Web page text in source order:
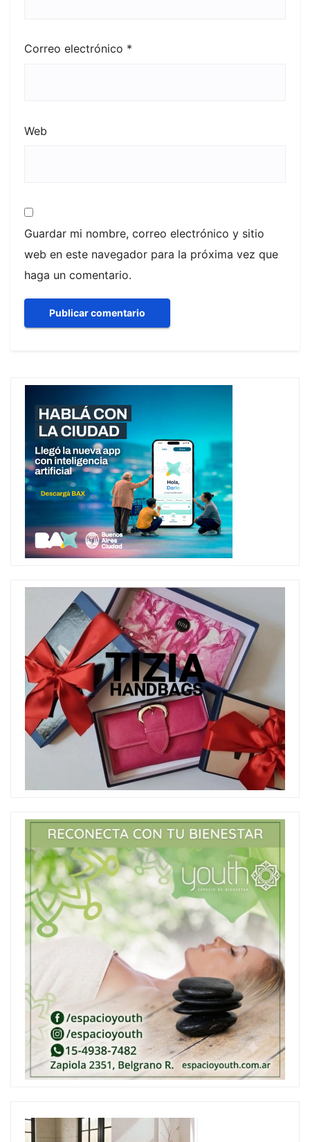
Correo electrónico *
Web
Guardar mi nombre, correo electrónico y sitio
web en este navegador para la próxima vez que
haga un comentario.